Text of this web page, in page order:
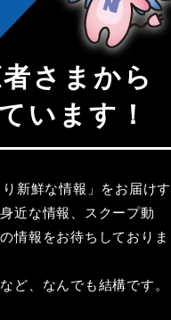
います！
新鮮な情報」をお届けす
近な情報、スクープ動
情報をお待ちしておりま
ど、なんでも結構です。